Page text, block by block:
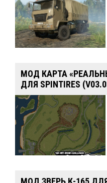
МОД КАРТА
ДЛЯ SPINTIRES